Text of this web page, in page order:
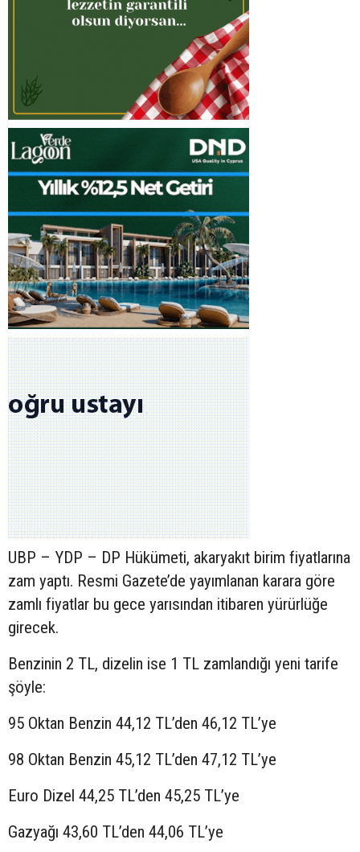
UBP – YDP – DP Hükümeti, akaryakıt birim fiyatlarına
zam yaptı. Resmi Gazete’de yayımlanan karara göre
zamlı fiyatlar bu gece yarısından itibaren yürürlüğe
girecek.
Benzinin 2 TL, dizelin ise 1 TL zamlandığı yeni tarife
şöyle:
95 Oktan Benzin 44,12 TL’den 46,12 TL’ye
98 Oktan Benzin 45,12 TL’den 47,12 TL’ye
Euro Dizel 44,25 TL’den 45,25 TL’ye
Gazyağı 43,60 TL’den 44,06 TL’ye